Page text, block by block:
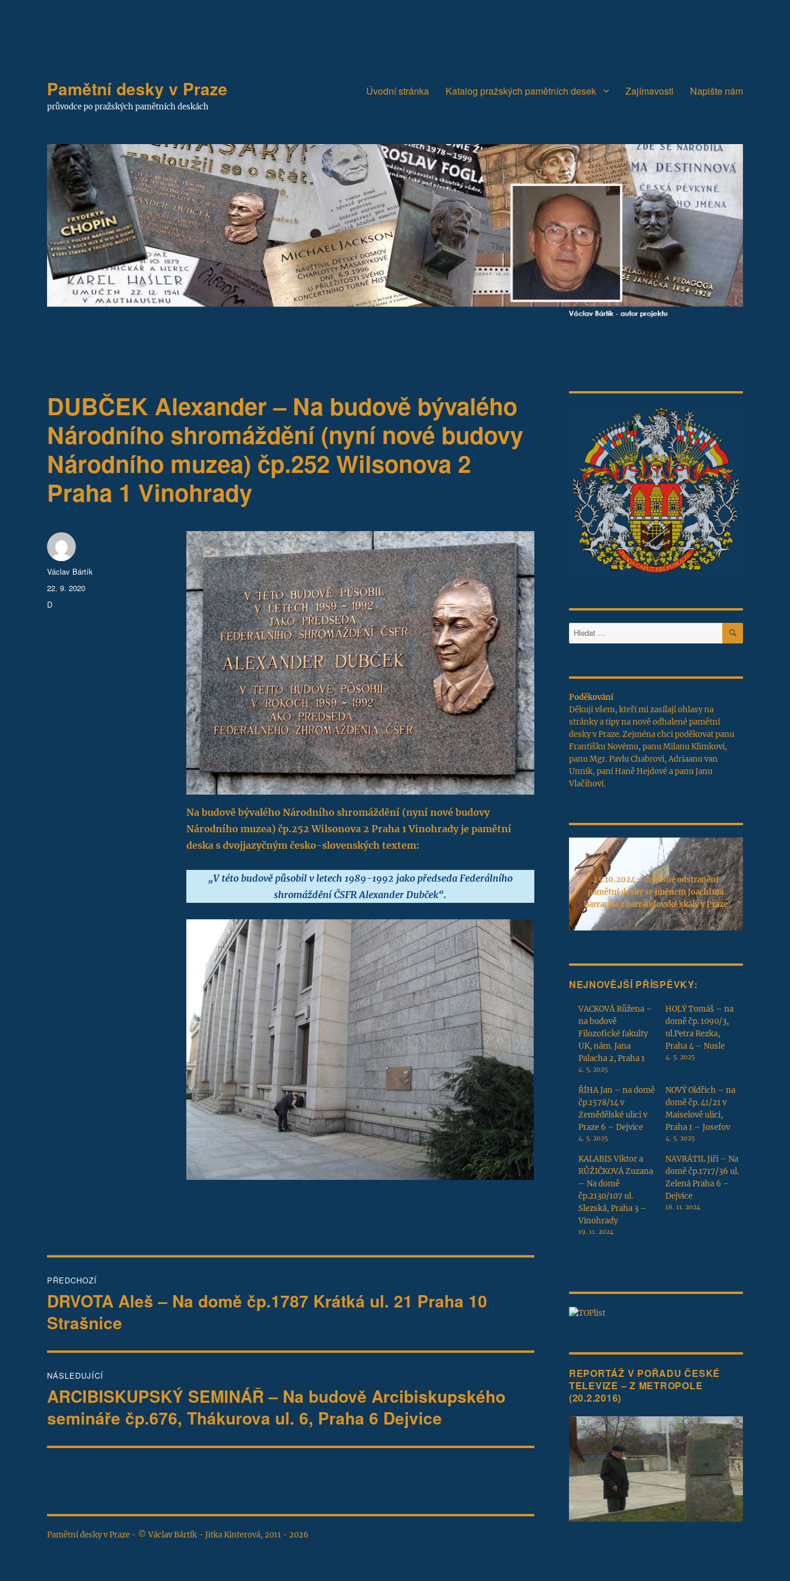
Pamětní desky v Praze
průvodce po pražských pamětních deskách
Úvodní stránka Katalog pražských pamětních desek Zajímavosti Napište nám
DUBČEK Alexander – Na budově bývalého
Národního shromáždění (nyní nové budovy
Národního muzea) čp.252 Wilsonova 2
Praha 1 Vinohrady
Na budově bývalého Národního shromáždění (nyní nové budovy
Národního muzea) čp.252 Wilsonova 2 Praha 1 Vinohrady je pamětní
deska s dvojjazyčným česko-slovenských textem:
„V této budově působil v letech 1989-1992 jako předseda Federálního
shromáždění ČSFR Alexander Dubček“.
Autor:
Václav Bártík
Publikováno:
22. 9. 2020
Rubriky:
D
pro
příspěvek
PŘEDCHOZÍ
Předchozí
příspěvek:
DRVOTA Aleš – Na domě čp.1787 Krátká ul. 21 Praha 10
Strašnice
NÁSLEDUJÍCÍ
Následující
příspěvek:
ARCIBISKUPSKÝ SEMINÁŘ – Na budově Arcibiskupského
semináře čp.676, Thákurova ul. 6, Praha 6 Dejvice
Pamětní desky v Praze - © Václav Bártík - Jitka Kinterová, 2011 - 2026
Hledat: HLEDÁNÍ
Poděkování
Děkuji všem, kteří mi zasílají ohlasy na
stránky a tipy na nově odhalené pamětní
desky v Praze. Zejména chci poděkovat panu
Františku Novému, panu Milanu Klimkovi,
panu Mgr. Pavlu Chabrovi, Adriaanu van
Unnik, paní Haně Hejdové a panu Janu
Vlačihovi.
25.10.2024 - dočasné odstranění
pamětní desky se jménem Joachima
Barranda z barrandovské skály v Praze
NEJNOVĚJŠÍ PŘÍSPĚVKY:
VACKOVÁ Růžena –
na budově
Filozofické fakulty
UK, nám. Jana
Palacha 2, Praha 1
4. 5. 2025
HOLÝ Tomáš – na
domě čp. 1090/3,
ul.Petra Rezka,
Praha 4 – Nusle
4. 5. 2025
ŘÍHA Jan – na domě
čp.1578/14 v
Zemědělské ulici v
Praze 6 – Dejvice
4. 5. 2025
NOVÝ Oldřich – na
domě čp. 41/21 v
Maiselově ulici,
Praha 1 – Josefov
4. 5. 2025
KALABIS Viktor a
RŮŽIČKOVÁ Zuzana
– Na domě
čp.2130/107 ul.
Slezská, Praha 3 –
Vinohrady
19. 11. 2024
NAVRÁTIL Jiří – Na
domě čp.1717/36 ul.
Zelená Praha 6 –
Dejvice
18. 11. 2024
REPORTÁŽ V POŘADU ČESKÉ
TELEVIZE – Z METROPOLE
(20.2.2016)